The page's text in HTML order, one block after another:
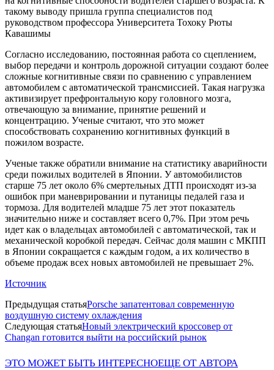
такому выводу пришла группа специалистов под
руководством профессора Университета Тохоку Рюты
Кавашимы
Согласно исследованию, постоянная работа со сцеплением,
выбор передачи и контроль дорожной ситуации создают более
сложные когнитивные связи по сравнению с управлением
автомобилем с автоматической трансмиссией. Такая нагрузка
активизирует префронтальную кору головного мозга,
отвечающую за внимание, принятие решений и
концентрацию. Ученые считают, что это может
способствовать сохранению когнитивных функций в
пожилом возрасте.
Ученые также обратили внимание на статистику аварийности
среди пожилых водителей в Японии. У автомобилистов
старше 75 лет около 6% смертельных ДТП происходят из-за
ошибок при маневрировании и путаницы педалей газа и
тормоза. Для водителей младше 75 лет этот показатель
значительно ниже и составляет всего 0,7%. При этом речь
идет как о владельцах автомобилей с автоматической, так и
механической коробкой передач. Сейчас доля машин с МКПП
в Японии сокращается с каждым годом, а их количество в
объеме продаж всех новых автомобилей не превышает 2%.
Источник
Предыдущая статьяPorsche запатентовал современную
воздушную систему охлаждения
Следующая статьяНовый электрический кроссовер от
Changan готовится выйти на российский рынок
ЭТО МОЖЕТ БЫТЬ ИНТЕРЕСНОЕЩЕ ОТ АВТОРА